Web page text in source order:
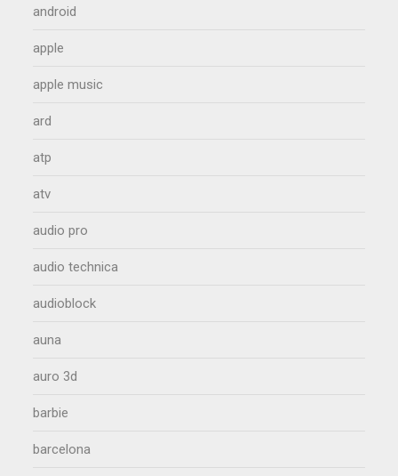
android
apple
apple music
ard
atp
atv
audio pro
audio technica
audioblock
auna
auro 3d
barbie
barcelona